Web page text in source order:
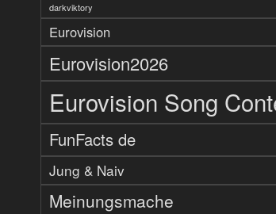
darkviktory
Eurovision
Eurovision2026
Eurovision Song
FunFacts de
Jung & Naiv
Meinungsmache